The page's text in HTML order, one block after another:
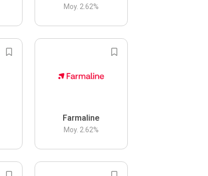
Moy. 2.62%
Farmaline
Moy. 2.62%